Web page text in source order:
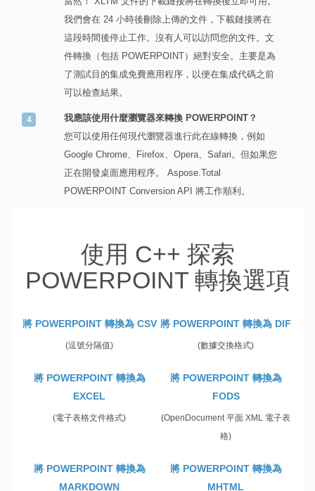
我們會在 24 小時後刪除上傳的文件，下載鏈接將在
這段時間後停止工作。沒有人可以訪問您的文件。文
件轉換（包括 POWERPOINT）絕對安全。主要是為
了測試目的集成免費應用程序，以便在集成代碼之前
可以檢查結果。
我應該使用什麼瀏覽器來轉換 POWERPOINT？
您可以使用任何現代瀏覽器進行此在線轉換，例如
Google Chrome、Firefox、Opera、Safari。但如果您
正在開發桌面應用程序。 Aspose.Total
POWERPOINT Conversion API 將工作順利。
使用 C++ 探索
POWERPOINT 轉換選項
將 POWERPOINT 轉換為 CSV
(逗號分隔值)
將 POWERPOINT 轉換為 DIF
(數據交換格式)
將 POWERPOINT 轉換為
EXCEL
(電子表格文件格式)
將 POWERPOINT 轉換為
FODS
(OpenDocument 平面 XML 電子表
格)
將 POWERPOINT 轉換為
MARKDOWN
將 POWERPOINT 轉換為
MHTML